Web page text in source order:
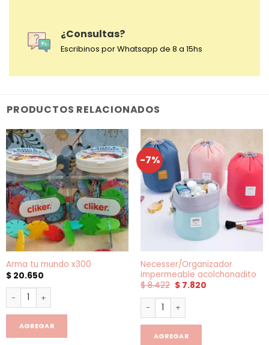
¿Consultas?
Escribinos por Whatsapp de 8 a 15hs
PRODUCTOS RELACIONADOS
Arma tu mundo x300
$20.650
Arma tu mundo x300 cantidad
AGREGAR
-7%
Necesser/Organizador
impermeable acolchonadito
$8.422 El
precio
original
era:
$ 8.422.
$7.820El
Necesser/Organizador
AGREGAR